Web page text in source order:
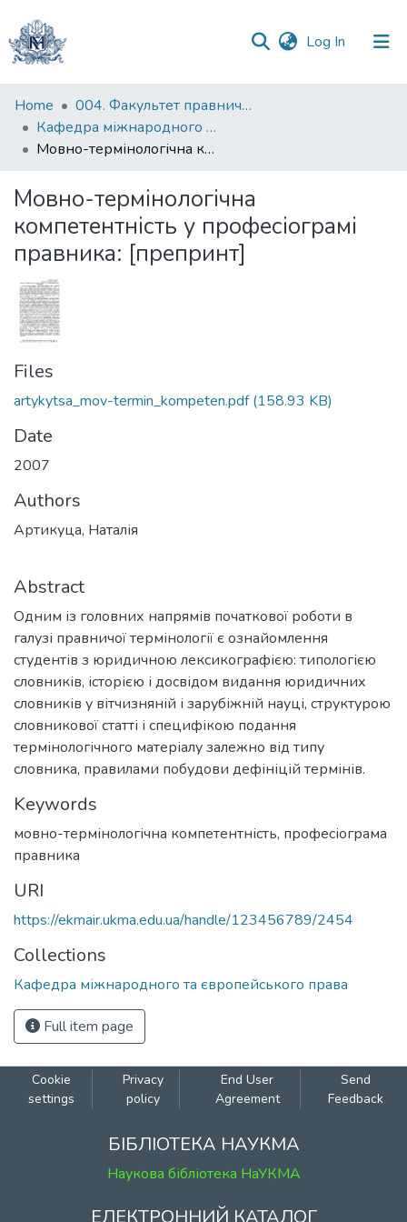
Log In (current)
Communities
&
Collections
Statistics
Home
004. Факультет правничих наук
Кафедра міжнародного та європейського права
Мовно-термінологічна компетентність у професіограмі правника: [препринт]
Мовно-термінологічна
компетентність у професіограмі
правника: [препринт]
Files
artykytsa_mov-termin_kompeten.pdf(158.93 KB)
Date
2007
Authors
Артикуца, Наталія
Abstract
Одним із головних напрямів початкової роботи в
галузі правничої термінології є ознайомлення
студентів з юридичною лексикографією: типологією
словників, історією і досвідом видання юридичних
словників у вітчизняній і зарубіжній науці, структурою
словникової статті і специфікою подання
термінологічного матеріалу залежно від типу
словника, правилами побудови дефініцій термінів.
Keywords
мовно-термінологічна компетентність, професіограма
правника
URI
https://ekmair.ukma.edu.ua/handle/123456789/2454
Collections
Кафедра міжнародного та європейського права
Full item page
Cookie
settings
Privacy
policy
End User
Agreement
Send
Feedback
БІБЛІОТЕКА НАУКМА
Наукова бібліотека НаУКМА
ЕЛЕКТРОННИЙ КАТАЛОГ